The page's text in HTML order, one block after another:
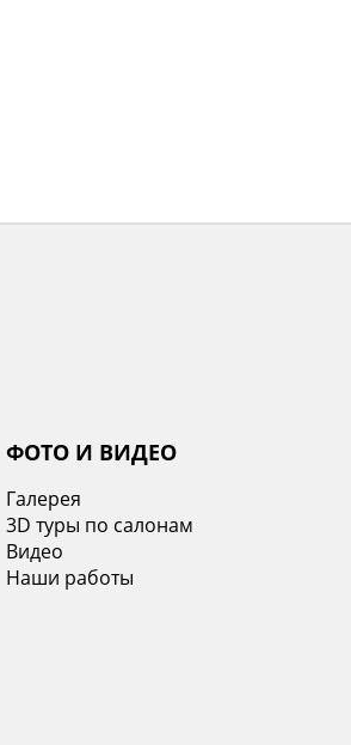
ФОТО И ВИДЕО
Галерея
3D туры по салонам
Видео
Наши работы